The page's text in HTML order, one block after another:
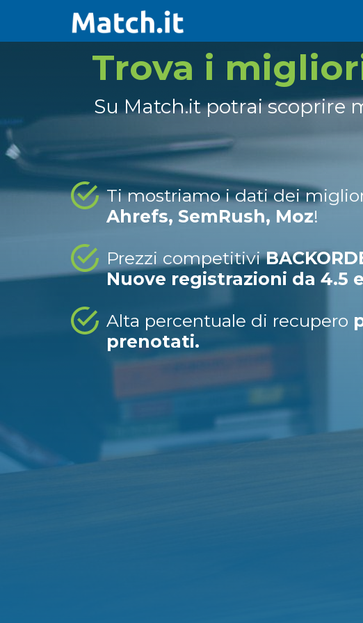
Trova i
Su Match.it potrai scoprire
Ti mostriamo i dati dei
Ahrefs, SemRush, Moz!
Prezzi competitivi
Nuove registrazioni da 4.5
Alta percentuale di recupero
prenotati.